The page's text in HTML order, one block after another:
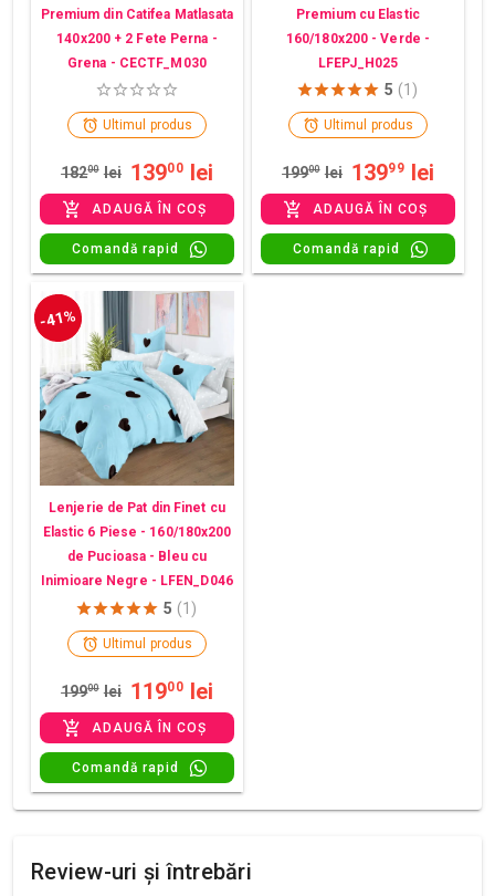
Premium din Catifea Matlasata
140x200 + 2 Fete Perna -
Grena - CECTF_M030
Ultimul produs
18200 lei 13900 lei
ADAUGĂ ÎN COȘ
Comandă rapid
Premium cu Elastic
160/180x200 - Verde -
LFEPJ_H025
5 (1)
Ultimul produs
19900 lei 13999 lei
ADAUGĂ ÎN COȘ
Comandă rapid
-41%
Lenjerie de Pat din Finet cu
Elastic 6 Piese - 160/180x200
de Pucioasa - Bleu cu
Inimioare Negre - LFEN_D046
5 (1)
Ultimul produs
19900 lei 11900 lei
ADAUGĂ ÎN COȘ
Comandă rapid
Review-uri și întrebări